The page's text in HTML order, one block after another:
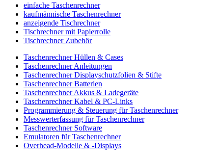
einfache Taschenrechner
kaufmännische Taschenrechner
anzeigende Tischrechner
Tischrechner mit Papierrolle
Tischrechner Zubehör
Taschenrechner Hüllen & Cases
Taschenrechner Anleitungen
Taschenrechner Displayschutzfolien & Stifte
Taschenrechner Batterien
Taschenrechner Akkus & Ladegeräte
Taschenrechner Kabel & PC-Links
Programmierung & Steuerung für Taschenrechner
Messwerterfassung für Taschenrechner
Taschenrechner Software
Emulatoren für Taschenrechner
Overhead-Modelle & -Displays